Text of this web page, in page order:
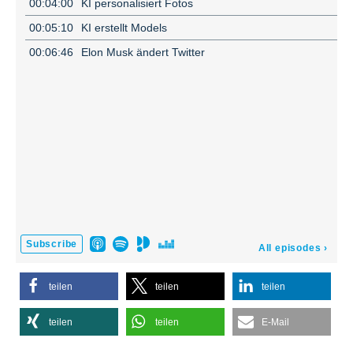
teilen teilen teilen
teilen teilen E-Mail